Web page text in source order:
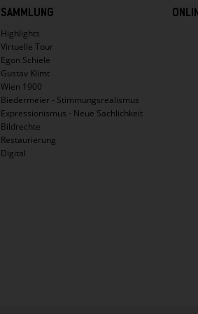
SAMMLUNG
Highlights
Virtuelle Tour
Egon Schiele
Gustav Klimt
Wien 1900
Biedermeier - Stimmungsrealismus
Expressionismus - Neue Sachlichkeit
Bildrechte
Restaurierung
Digital